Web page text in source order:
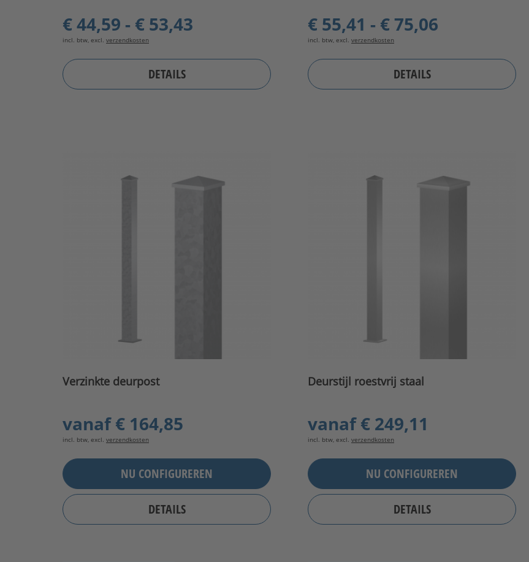
€ 44,59 - € 53,43
incl. btw, excl. verzendkosten
DETAILS
€ 55,41 - € 75,06
incl. btw, excl. verzendkosten
DETAILS
Verzinkte deurpost
vanaf€ 164,85
incl. btw, excl. verzendkosten
NU CONFIGUREREN
DETAILS
Deurstijl roestvrij staal
vanaf€ 249,11
incl. btw, excl. verzendkosten
NU CONFIGUREREN
DETAILS